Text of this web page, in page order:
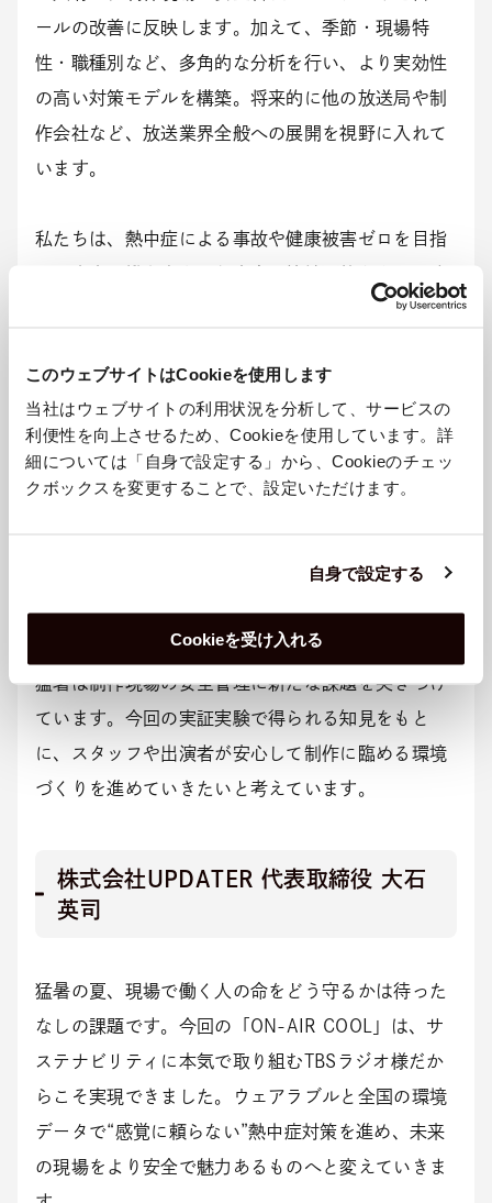
このウェブサイトはCookieを使用します
当社はウェブサイトの利用状況を分析して、サービスの
利便性を向上させるため、Cookieを使用しています。詳
細については「自身で設定する」から、Cookieのチェッ
クボックスを変更することで、設定いただけます。
自身で設定する
Cookieを受け入れる
ールの改善に反映します。加えて、季節・現場特
性・職種別など、多角的な分析を行い、より実効性
の高い対策モデルを構築。将来的に他の放送局や制
作会社など、放送業界全般への展開を視野に入れて
います。
私たちは、熱中症による事故や健康被害ゼロを目指
関係者コメント
兼 メディアテクノロジー部長 塩山雅
猛暑は制作現場の安全管理に新たな課題を突きつけ
ています。今回の実証実験で得られる知見をもと
に、スタッフや出演者が安心して制作に臨める環境
づくりを進めていきたいと考えています。
株式会社UPDATER 代表取締役 大石
英司
猛暑の夏、現場で働く人の命をどう守るかは待った
なしの課題です。今回の「ON-AIR COOL」は、サ
ステナビリティに本気で取り組むTBSラジオ様だか
らこそ実現できました。ウェアラブルと全国の環境
データで“感覚に頼らない”熱中症対策を進め、未来
の現場をより安全で魅力あるものへと変えていきま